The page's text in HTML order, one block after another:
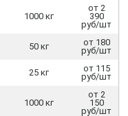
1000 кг
от 2
390
руб/шт
50 кг
от 180
руб/шт
25 кг
от 115
руб/шт
1000 кг
от 2
150
руб/шт